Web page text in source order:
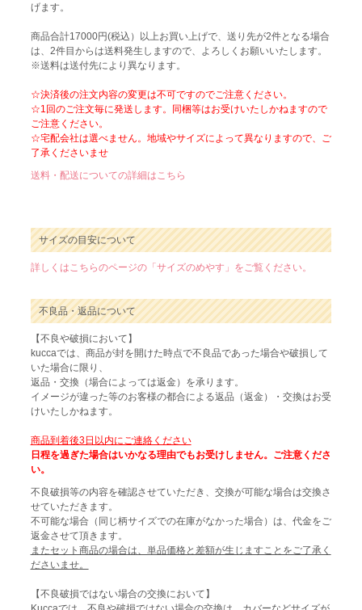
げます。
商品合計17000円(税込）以上お買い上げで、送り先が2件となる場合
は、2件目からは送料発生しますので、よろしくお願いいたします。
※送料は送付先により異なります。
☆決済後の注文内容の変更は不可ですのでご注意ください。
☆1回のご注文毎に発送します。同梱等はお受けいたしかねますので
ご注意ください。
☆宅配会社は選べません。地域やサイズによって異なりますので、ご
了承くださいませ
送料・配送についての詳細はこちら
サイズの目安について
詳しくはこちらのページの「サイズのめやす」をご覧ください。
不良品・返品について
【不良や破損において】
kuccaでは、商品が封を開けた時点で不良品であった場合や破損して
いた場合に限り、
返品・交換（場合によっては返金）を承ります。
イメージが違った等のお客様の都合による返品（返金）・交換はお受
けいたしかねます。
商品到着後3日以内にご連絡ください
日程を過ぎた場合はいかなる理由でもお受けしません。ご注意くださ
い。
不良破損等の内容を確認させていただき、交換が可能な場合は交換さ
せていただきます。
不可能な場合（同じ柄サイズでの在庫がなかった場合）は、代金をご
返金させて頂きます。
またセット商品の場合は、単品価格と差額が生じますことをご了承く
ださいませ。
【不良破損ではない場合の交換において】